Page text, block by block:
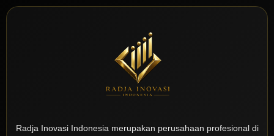
Radja Inovasi Indonesia merupakan perusahaan profesional di